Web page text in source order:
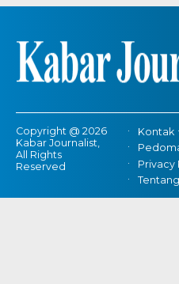
Copyright @ 2026
Kabar Journalist,
All Rights
Reserved
Kontak
Privacy